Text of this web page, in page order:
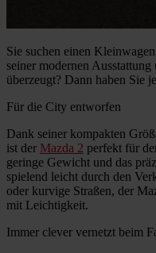
Sie suchen einen
seiner modernen
überzeugt? Dann haben Sie
Für die City entworfen
Dank seiner kompakten
ist der Mazda 2 perfekt für
geringe Gewicht und das
spielend leicht durch den
oder kurvige Straßen, der
mit Leichtigkeit.
Immer clever vernetzt beim